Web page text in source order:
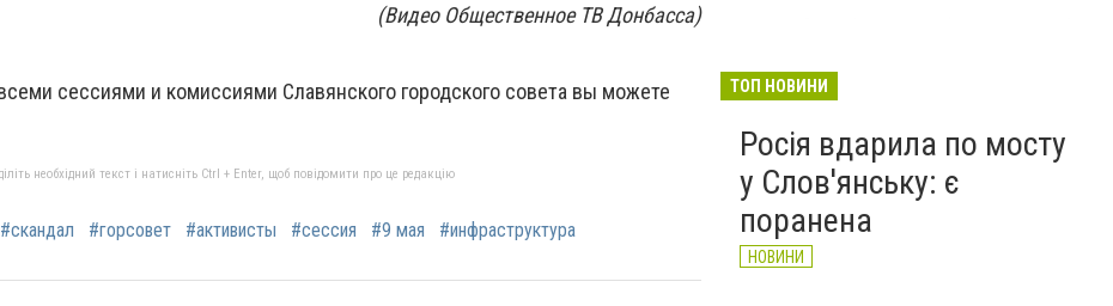
(Видео Общественное ТВ Донбасса)
сессиями и комиссиями Славянского городского совета вы можете
необхідний текст і натисніть Ctrl + Enter, щоб повідомити про це редакцію
#скандал #горсовет #активисты #сессия #9 мая #инфраструктура
великої війни: 7 серпня
ТОП НОВИНИ
Росія вдарила по мосту
у Слов'янську: є
поранена
НОВИНИ